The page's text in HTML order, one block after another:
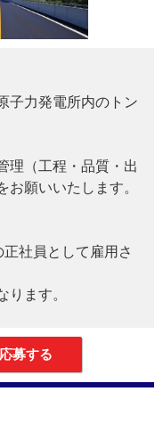
子力発電所内のトン
理（工程・品質・出
願いいたします。
社員として雇用さ
ります。
応募する